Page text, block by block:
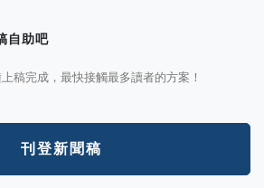
自助吧
稿完成，最快接觸最多讀者的方案！
刊登新聞稿